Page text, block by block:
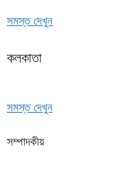
সমস্ত দেখুন
কলকাতা
সমস্ত দেখুন
সম্পাদকীয়